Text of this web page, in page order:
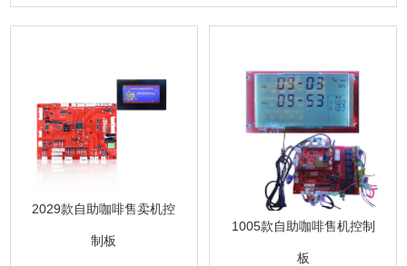
2029款自助咖啡售卖机控
制板
1005款自助咖啡售机控制
板